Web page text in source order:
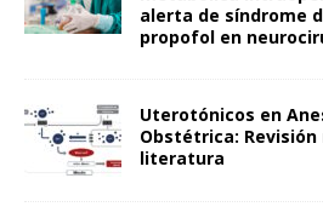
alerta de síndrome
propofol en
Uterotónicos en
Obstétrica:
literatura